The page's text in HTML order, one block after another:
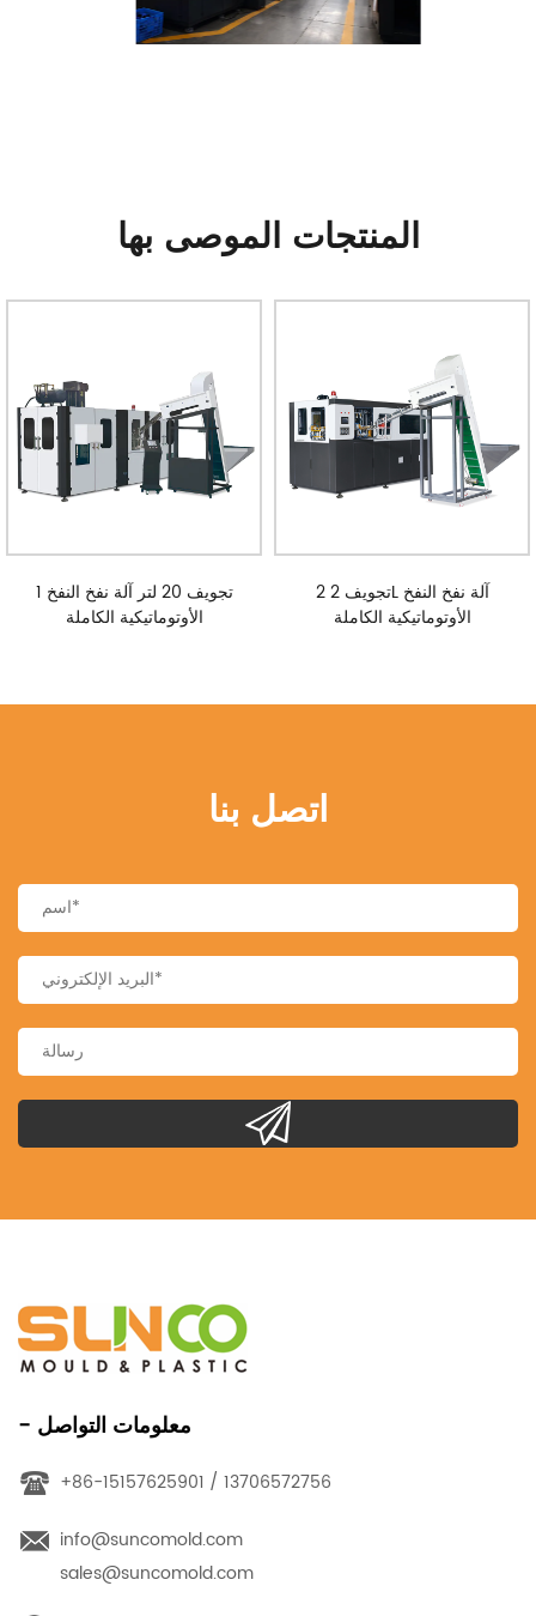
المنتجات الموصى بها
1 تجويف 20 لتر آلة نفخ النفخ
الأوتوماتيكية الكاملة
2 تجويف 2L آلة نفخ النفخ
الأوتوماتيكية الكاملة
اتصل بنا
- معلومات التواصل
+86-15157625901 / 13706572756
info@suncomold.com
sales@suncomold.com